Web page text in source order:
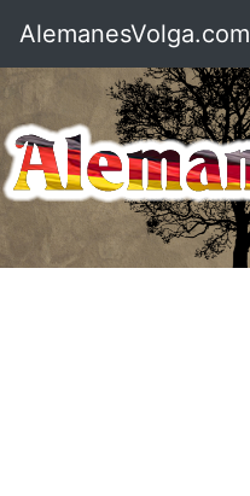
AlemanesVolga.com